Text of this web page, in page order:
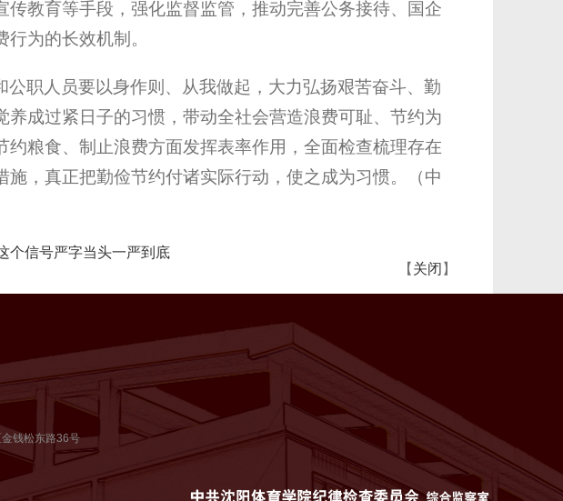
教育等手段，强化监督监管，推动完善公务接待、国企
为的长效机制。
公职人员要以身作则、从我做起，大力弘扬艰苦奋斗、勤
成过紧日子的习惯，带动全社会营造浪费可耻、节约为
粮食、制止浪费方面发挥表率作用，全面检查梳理存在
，真正把勤俭节约付诸实际行动，使之成为习惯。（中
个信号严字当头一严到底
【 关闭 】
钱松东路36号